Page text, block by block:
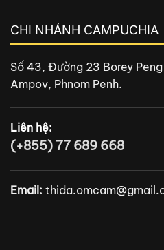
CHI NHÁNH CAMPUCHIA
Số 43, Đường 23 Borey
Ampov, Phnom Penh.
Liên hệ:
(+855) 77 689 668
Email: